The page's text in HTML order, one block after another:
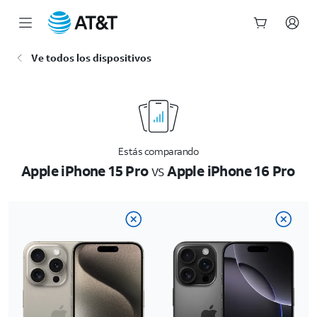
Ve todos los dispositivos
Estás comparando
Apple iPhone 15 ProvsApple iPhone 16 Pro